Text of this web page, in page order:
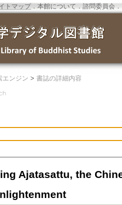
トマップ．本館について ． 諮問委員会 ．
エンジン > 書誌の詳細内容
Ajatasattu, the